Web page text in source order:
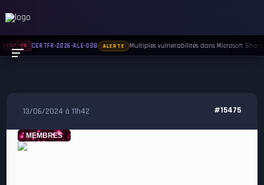
13/06/2024 à 11h42 #15475
MEMBRES
CERT-FR CERTFR-2026-ALE-008 ALERTE Multiples vulnérabilités dans Microsoft